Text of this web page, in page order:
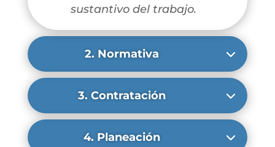
sustantivo del trabajo.
2. Normativa
3. Contratación
4. Planeación